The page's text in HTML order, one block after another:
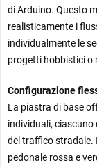
di Arduino. Questo
realisticamente i
individualmente le
progetti hobbistici o
Configurazione
La piastra di base
individuali, ciascuno
del traffico stradale.
pedonale rossa e